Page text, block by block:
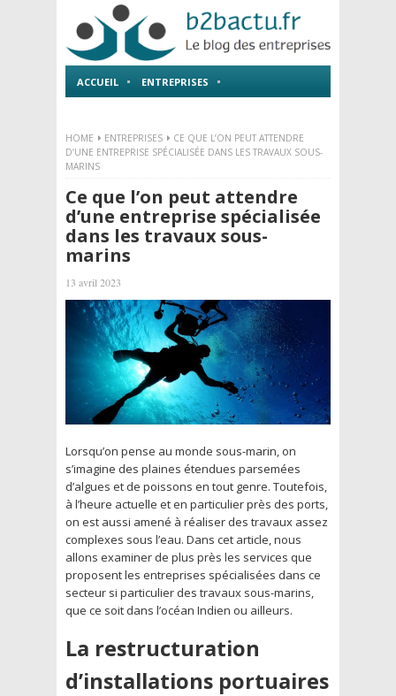
ACCUEIL ENTREPRISES
HOME ENTREPRISES
CE QUE L’ON PEUT ATTENDRE
D’UNE ENTREPRISE SPÉCIALISÉE DANS LES TRAVAUX SOUS-
MARINS
Ce que l’on peut attendre
d’une entreprise spécialisée
dans les travaux sous-
marins
13 avril 2023
Lorsqu’on pense au monde sous-marin, on
s’imagine des plaines étendues parsemées
d’algues et de poissons en tout genre. Toutefois,
à l’heure actuelle et en particulier près des ports,
on est aussi amené à réaliser des travaux assez
complexes sous l’eau. Dans cet article, nous
allons examiner de plus près les services que
proposent les entreprises spécialisées dans ce
secteur si particulier des travaux sous-marins,
que ce soit dans l’océan Indien ou ailleurs.
La restructuration
d’installations portuaires